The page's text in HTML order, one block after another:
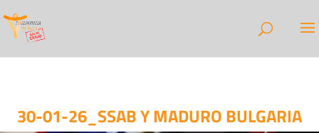
30-01-26_SSAB Y MADURO BULGARIA